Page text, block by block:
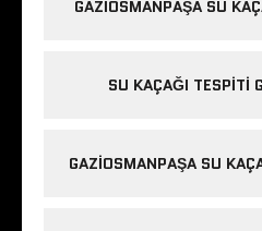
GAZIOSMANPAŞA SU
SU KAÇAĞI TESPITI
GAZIOSMANPAŞA SU